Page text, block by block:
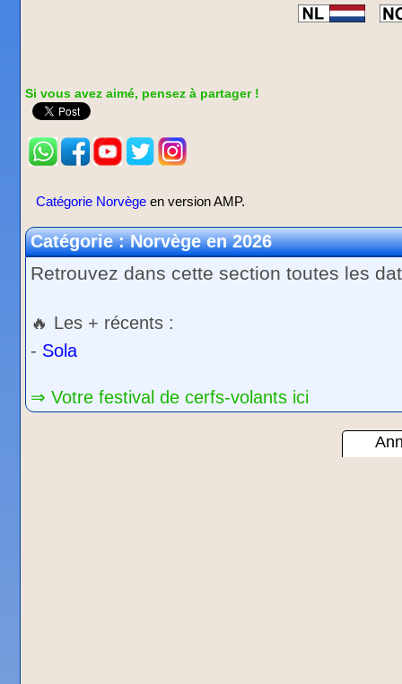
Si vous avez aimé, pensez à partager !
Catégorie Norvège en version AMP.
Catégorie : Norvège en 2026
Retrouvez dans cette section toutes les
🔥 Les + récents :
- Sola
⇒ Votre festival de cerfs-volants ici